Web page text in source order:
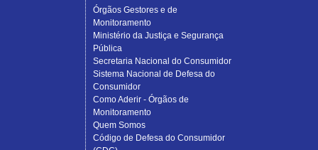
Órgãos Gestores e de
Monitoramento
Ministério da Justiça e Segurança
Pública
Secretaria Nacional do Consumidor
Sistema Nacional de Defesa do
Consumidor
Como Aderir - Órgãos de
Monitoramento
Quem Somos
Código de Defesa do Consumidor